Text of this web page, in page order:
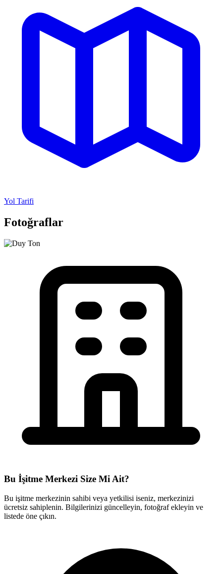
Yol Tarifi
Fotoğraflar
Bu İşitme Merkezi Size Mi Ait?
Bu işitme merkezinin sahibi veya yetkilisi iseniz, merkezinizi
ücretsiz sahiplenin. Bilgilerinizi güncelleyin, fotoğraf ekleyin ve
listede öne çıkın.